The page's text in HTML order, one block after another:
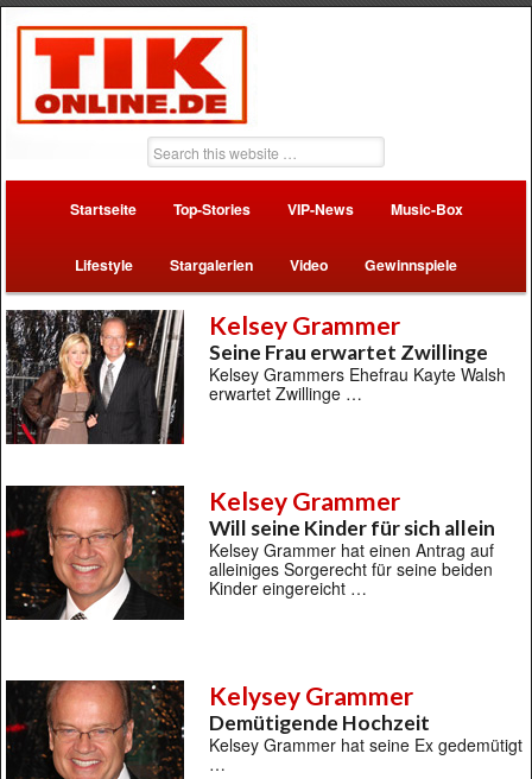
Startseite Top-Stories VIP-News Music-Box
Lifestyle Stargalerien Video Gewinnspiele
Kelsey Grammer
Seine Frau erwartet Zwillinge
Kelsey Grammers Ehefrau Kayte Walsh
erwartet Zwillinge …
Kelsey Grammer
Will seine Kinder für sich allein
Kelsey Grammer hat einen Antrag auf
alleiniges Sorgerecht für seine beiden
Kinder eingereicht …
Kelysey Grammer
Demütigende Hochzeit
Kelsey Grammer hat seine Ex gedemütigt
…